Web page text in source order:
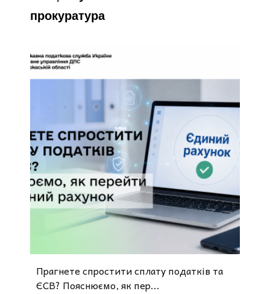
прокуратура
Прагнете спростити сплату податків та
ЄСВ? Пояснюємо, як пер...